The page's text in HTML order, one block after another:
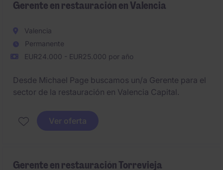
Gerente en restauración en Valencia
Valencia
Permanente
EUR24.000 - EUR25.000 por año
Desde Michael Page buscamos un/a Gerente para el
sector de la restauración en Valencia Capital.
Ver oferta
Gerente en restauración Torrevieja